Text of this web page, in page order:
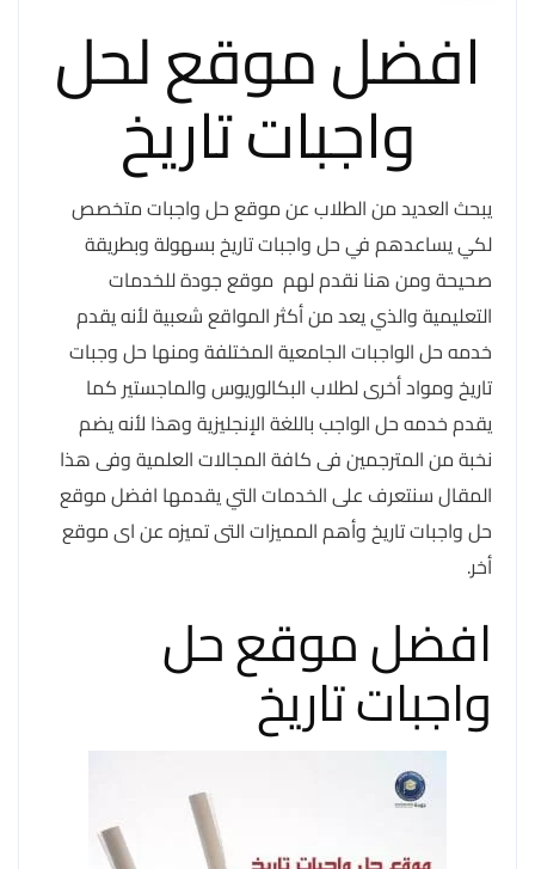
افضل موقع لحل
واجبات تاريخ
يبحث العديد من الطلاب عن موقع حل واجبات متخصص
لكي يساعدهم في حل واجبات تاريخ بسهولة وبطريقة
صحيحة ومن هنا نقدم لهم موقع جودة للخدمات
التعليمية والذي يعد من أكثر المواقع شعبية لأنه يقدم
خدمه حل الواجبات الجامعية المختلفة ومنها حل وجبات
تاريخ ومواد أخرى لطلاب البكالوريوس والماجستير كما
يقدم خدمه حل الواجب باللغة الإنجليزية وهذا لأنه يضم
نخبة من المترجمين فى كافة المجالات العلمية وفى هذا
المقال سنتعرف على الخدمات التي يقدمها افضل موقع
حل واجبات تاريخ وأهم المميزات التى تميزه عن اى موقع
أخر.
افضل موقع حل
واجبات تاريخ